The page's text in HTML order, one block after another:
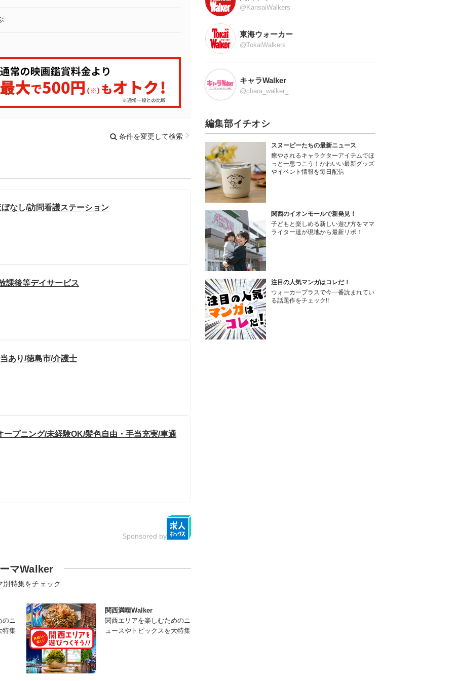
条件を変更して検索
なし/訪問看護ステーション
課後等デイサービス
あり/徳島市/介護士
プニング/未経験OK/髪色自由・手当充実/車通
Sponsored by
マWalker
別特集をチェック
のニ
特集
関西満喫Walker
関西エリアを楽しむためのニ
ュースやトピックスを大特集
@KansaiWalkers
東海ウォーカー
@TokaiWalkers
キャラWalker
@chara_walker_
編集部イチオシ
スヌーピーたちの最新ニュース
癒やされるキャラクターアイテムでほ
っと一息つこう！かわいい最新グッズ
やイベント情報を毎日配信
関西のイオンモールで新発見！
子どもと楽しめる新しい遊び方をママ
ライター達が現地から最新リポ！
注目の人気マンガはコレだ！
ウォーカープラスで今一番読まれてい
る話題作をチェック!!